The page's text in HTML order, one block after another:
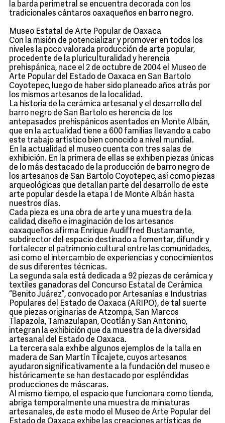
la barda perimetral se encuentra decorada con los
tradicionales cántaros oaxaqueños en barro negro.
Museo Estatal de Arte Popular de Oaxaca
Con la misión de potencializar y promover en todos los
niveles la poco valorada producción de arte popular,
procedente de la pluriculturalidad y herencia
prehispánica, nace el 2 de octubre de 2004 el Museo de
Arte Popular del Estado de Oaxaca en San Bartolo
Coyotepec, luego de haber sido planeado años atrás por
los mismos artesanos de la localidad.
La historia de la cerámica artesanal y el desarrollo del
barro negro de San Bartolo es herencia de los
antepasados prehispánicos asentados en Monte Albán,
que en la actualidad tiene a 600 familias llevando a cabo
este trabajo artístico bien conocido a nivel mundial.
En la actualidad el museo cuenta con tres salas de
exhibición. En la primera de ellas se exhiben piezas únicas
de lo más destacado de la producción de barro negro de
los artesanos de San Bartolo Coyotepec, así como piezas
arqueológicas que detallan parte del desarrollo de este
arte popular desde la etapa I de Monte Albán hasta
nuestros días.
Cada pieza es una obra de arte y una muestra de la
calidad, diseño e imaginación de los artesanos
oaxaqueños afirma Enrique Audiffred Bustamante,
subdirector del espacio destinado a fomentar, difundir y
fortalecer el patrimonio cultural entre las comunidades,
así como el intercambio de experiencias y conocimientos
de sus diferentes técnicas.
La segunda sala está dedicada a 92 piezas de cerámica y
textiles ganadoras del Concurso Estatal de Cerámica
“Benito Juárez”, convocado por Artesanías e Industrias
Populares del Estado de Oaxaca (ARIPO), de tal suerte
que piezas originarias de Atzompa, San Marcos
Tlapazola, Tamazulapan, Ocotlán y San Antonino,
integran la exhibición que da muestra de la diversidad
artesanal del Estado de Oaxaca.
La tercera sala exhibe algunos ejemplos de la talla en
madera de San Martín Tilcajete, cuyos artesanos
ayudaron significativamente a la fundación del museo e
históricamente se han destacado por espléndidas
producciones de máscaras.
Al mismo tiempo, el espacio que funcionara como tienda,
abriga temporalmente una muestra de miniaturas
artesanales, de este modo el Museo de Arte Popular del